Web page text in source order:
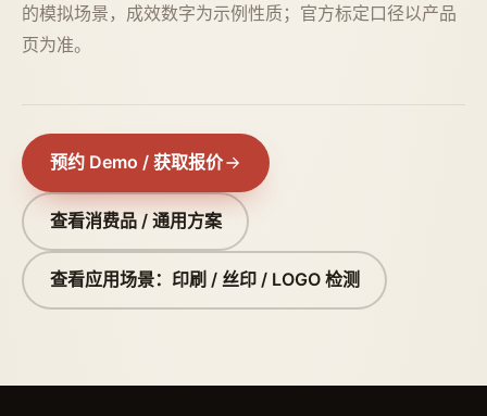
的模拟场景，成效数字为示例性质；官方标定口径以产品
页为准。
预约 Demo / 获取报价
查看消费品 / 通用方案
查看应用场景：印刷 / 丝印 / LOGO 检测